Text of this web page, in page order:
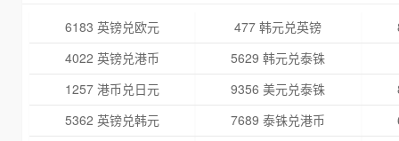
6183 英镑兑欧元 477 韩元兑英镑
4022 英镑兑港币
5629 韩元兑泰铢
1257 港币兑日元
9356 美元兑泰铢
5362 英镑兑韩元
7689 泰铢兑港币